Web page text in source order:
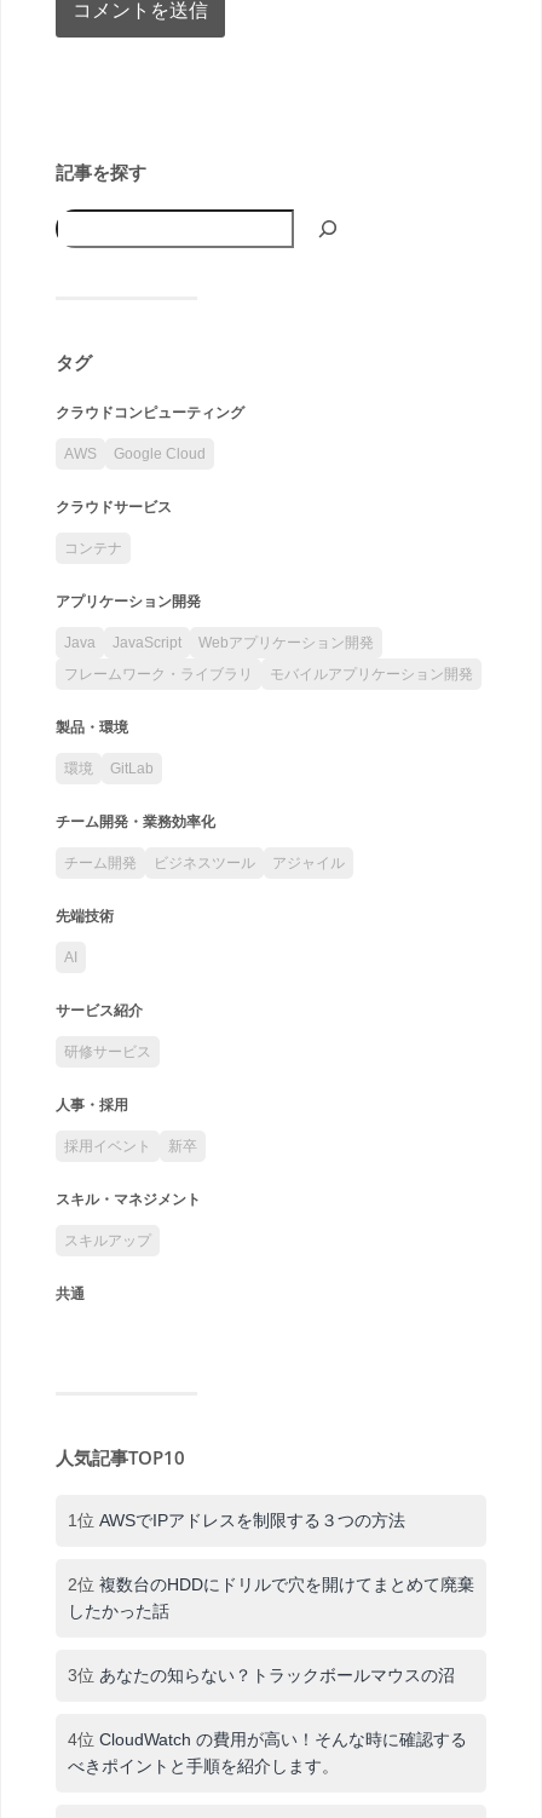
記事を探す
タグ
クラウドコンピューティング
AWS Google Cloud
クラウドサービス
コンテナ
アプリケーション開発
Java JavaScript
Webアプリケーション開発
フレームワーク・ライブラリ
モバイルアプリケーション開発
製品・環境
環境 GitLab
チーム開発・業務効率化
チーム開発 ビジネスツール アジャイル
先端技術
AI
サービス紹介
研修サービス
人事・採用
採用イベント 新卒
スキル・マネジメント
スキルアップ
共通
人気記事TOP10
1位 AWSでIPアドレスを制限する３つの方法
2位 複数台のHDDにドリルで穴を開けてまとめて廃棄
したかった話
3位 あなたの知らない？トラックボールマウスの沼
4位 CloudWatch の費用が高い！そんな時に確認する
べきポイントと手順を紹介します。